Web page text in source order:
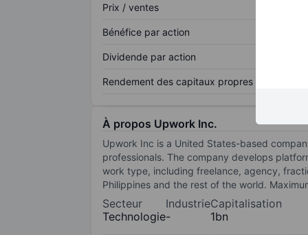
Prix / ventes
Bénéfice par action
Dividende par action
Rendement des capitaux propres
À propos Upwork Inc.
Upwork Inc is a United States-based
professionals. The company develops
work type, including freelance, agency,
Philippines and the rest of the world.
Secteur
Technologie
Industrie
-
Capitalisation
1bn